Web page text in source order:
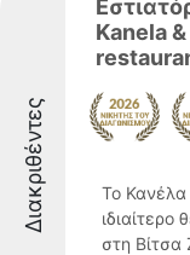
Διακριθέντες
Kanela
Το Κανέλα
ιδιαίτερο
στη Βίτσα